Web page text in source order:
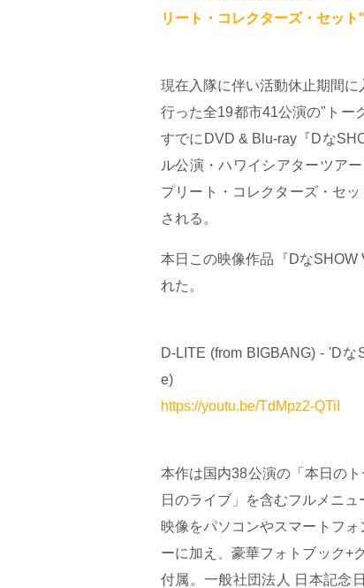
リート・コレクターズ・セッ
現在入隊に伴い活動休止期間
行った全19都市41公演の"トー
すでにDVD & Blu-ray『Dな
ル公演・ハワイシアターツア
プリート・コレクターズ・セ
される。
本日この映像作品『DなSHOW
れた。
D-LITE (from BIGBANG) - 'Dな
e)
https://youtu.be/TdMpz2-QTiI
本作は国内38公演の「本日の
日のライブ」を含むフルメニ
映像をパソコンやスマートフ
ーに加え、豪華フォトブック+
付属。一般社団法人 日本記念